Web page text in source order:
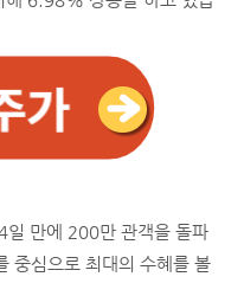
일 만에 200만 관객을 돌파
중심으로 최대의 수혜를 볼